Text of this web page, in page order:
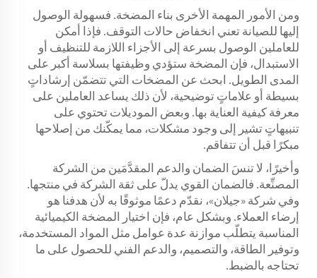
ومن الأمور المهمة الأخرى بناء المضخة. فسهولة الوصول
إليها للصيانة تعني انخفاض حالات التوقف. فإذا أمكن
للعاملين الوصول بسرعة إلى الأجزاء اللازمة للتنظيف أو
الاستبدال، فإن المضخة ستؤدي وظيفتها بسلاسة أكبر على
المدى الطويل. ابحث عن المضخات التي تتضمّن إرشاداتٍ
بسيطة أو علاماتٍ توضيحية، لأن ذلك يساعد العاملين على
معرفة كيفية العناية بها. وبعض الموديلات تحتوي على
تنبيهاتٍ تشير إلى وجود مشكلات، مما يمكّنك من إصلاحها
مبكرًا قبل أن تتفاقم.
وأخيرًا، لا تنسَ الضمان والدعم المقدَّمَين من الشركة
المصنِّعة. فالضمان القوي يدلّ على ثقة الشركة في منتجها.
وفي شركة «جيلان»، نقدّم دعمًا موثوقًا به لأن هدفنا هو
إرضاء العملاء. وبشكل عام، فإن اختيار المضخة الكيميائية
المناسبة يتطلّب موازنة عدة عوامل مثل المواد المستخدمة،
وتوفير الطاقة، والتصميم، والدعم الفني للحصول على ما
تحتاجه بالضبط.